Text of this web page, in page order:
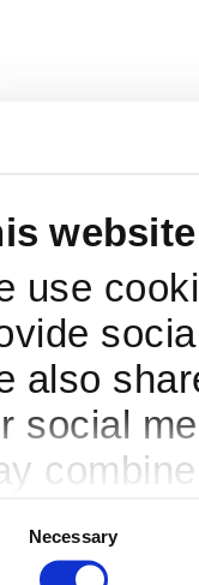
use
also
social
Necessary